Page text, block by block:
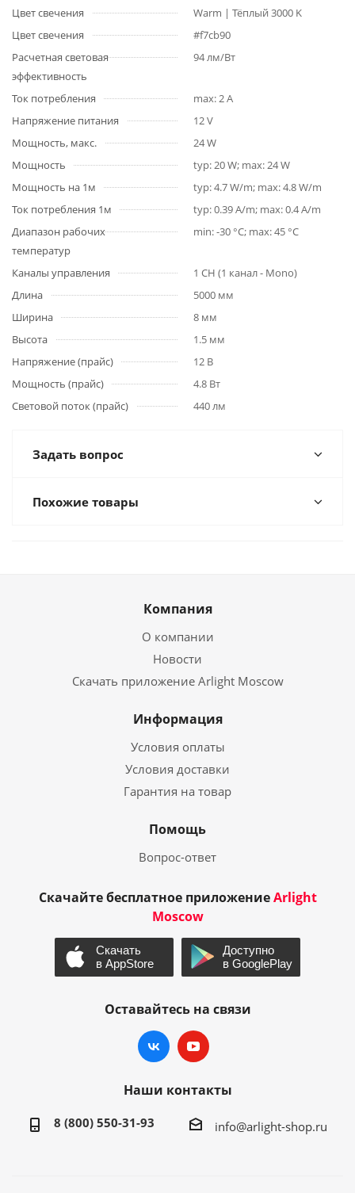
Цвет свечения
Warm | Тёплый 3000 K
Цвет свечения
#f7cb90
Расчетная световая
эффективность
94 лм/Вт
Ток потребления
max: 2 A
Напряжение питания
12 V
Мощность, макс.
24 W
Мощность
typ: 20 W; max: 24 W
Мощность на 1м
typ: 4.7 W/m; max: 4.8 W/m
Ток потребления 1м
typ: 0.39 A/m; max: 0.4 A/m
Диапазон рабочих
температур
min: -30 °C; max: 45 °C
Каналы управления
1 CH (1 канал - Mono)
Длина
5000 мм
Ширина
8 мм
Высота
1.5 мм
Напряжение (прайс)
12 В
Мощность (прайс)
4.8 Вт
Световой поток (прайс)
440 лм
Задать вопрос
Похожие товары
Компания
О компании
Новости
Скачать приложение Arlight Moscow
Информация
Условия оплаты
Условия доставки
Гарантия на товар
Помощь
Вопрос-ответ
Скачайте бесплатное приложениеArlight
Moscow
Оставайтесь на связи
Наши контакты
8 (800) 550-31-93 info@arlight-shop.ru